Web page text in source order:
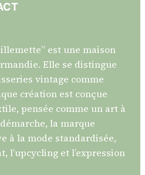
est une maison
Elle se distingue
vintage comme
création est conçue
pensée comme un art à
la marque
à la mode standardisée,
l’upcycling et l’expression